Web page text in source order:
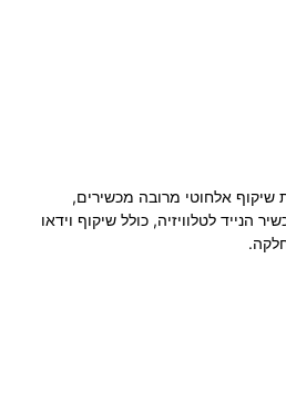
אלחוטי מרובה מכשירים,
לטלוויזיה, כולל שיקוף וידאו